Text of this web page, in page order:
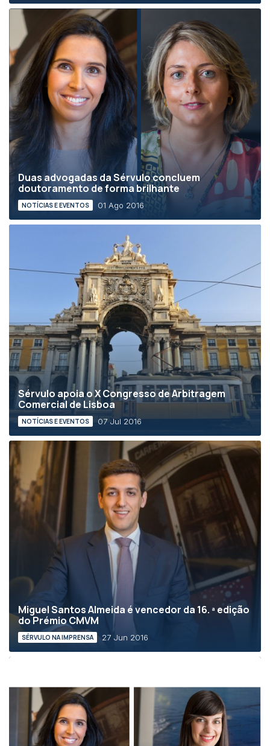
Duas advogadas da Sérvulo concluem
doutoramento de forma brilhante
NOTÍCIAS E EVENTOS 01 Ago 2016
Sérvulo apoia o X Congresso de Arbitragem
Comercial de Lisboa
NOTÍCIAS E EVENTOS 07 Jul 2016
Miguel Santos Almeida é vencedor da 16. ª edição
do Prémio CMVM
SÉRVULO NA IMPRENSA 27 Jun 2016